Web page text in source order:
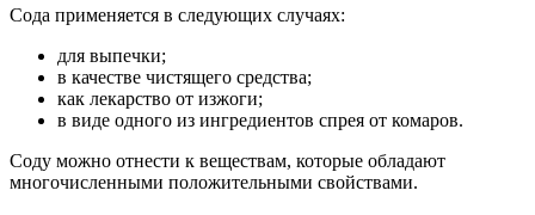
Сода применяется в следующих случаях:
для выпечки;
в качестве чистящего средства;
как лекарство от изжоги;
в виде одного из ингредиентов спрея от комаров.
Соду можно отнести к веществам, которые обладают
многочисленными положительными свойствами.